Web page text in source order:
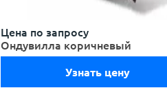
Цена по запросу
Ондувилла коричневый
Узнать цену